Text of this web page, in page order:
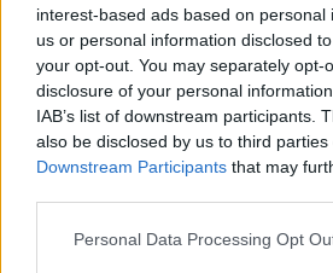
interest-based ads based on personal
us or personal information disclosed
your opt-out. You may separately opt-
disclosure of your personal
IAB’s list of downstream participants.
also be disclosed by us to third parties
Downstream Participants that may
Personal Data Processing Opt
Το FIAT 500 Hybrid τώρα από
18.990 ευρώ
2028